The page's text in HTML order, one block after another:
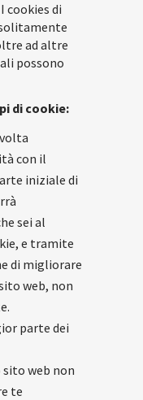
cookies di
ad altre
possono
di cookie:
con il
iniziale di
sei al
e tramite
di migliorare
web, non
parte dei
sito web non
te